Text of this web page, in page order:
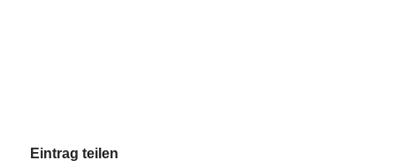
Eintrag teilen